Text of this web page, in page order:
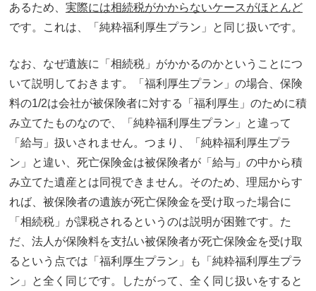
あるため、 実際には相続税がかからないケースがほとんど
です。これは、「純粋福利厚生プラン」と同じ扱いです。
なお、なぜ遺族に「相続税」がかかるのかということにつ
いて説明しておきます。「福利厚生プラン」の場合、保険
料の1/2は会社が被保険者に対する「福利厚生」のために積
み立てたものなので、「純粋福利厚生プラン」と違って
「給与」扱いされません。つまり、「純粋福利厚生プラ
ン」と違い、死亡保険金は被保険者が「給与」の中から積
み立てた遺産とは同視できません。そのため、理屈からす
れば、被保険者の遺族が死亡保険金を受け取った場合に
「相続税」が課税されるというのは説明が困難です。た
だ、法人が保険料を支払い被保険者が死亡保険金を受け取
るという点では「福利厚生プラン」も「純粋福利厚生プラ
ン」と全く同じです。したがって、全く同じ扱いをすると